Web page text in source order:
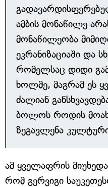
ამბის მონაწილე
მონაწილეობა
ეკრანიზაციაში და
რომელსაც დიდი
ხოლმე, მაგრამ ეს
ძალიან
ბოლოს როდის
ზეგავლენა
ამ ყველაფრის
რომ გერვიგი